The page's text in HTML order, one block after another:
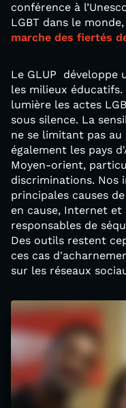
conférence à
LGBT dans le
marche des fiertés
Le GLUP développe
les milieux
lumière les actes
sous silence. La
ne se limitant pas
également les pays
Moyen-orient,
discriminations. Nos
principales causes
en cause, Internet et
responsables de
Des outils restent
ces cas
sur les réseaux